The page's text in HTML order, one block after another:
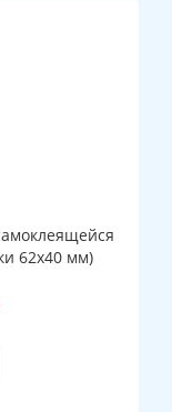
62х40 мм)